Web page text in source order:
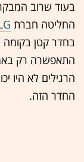
בעוד שרוב
החליטה חברת
בחדר קטן בקומה
התאפשרה רק
הרגילים לא היו
החדר הזה.